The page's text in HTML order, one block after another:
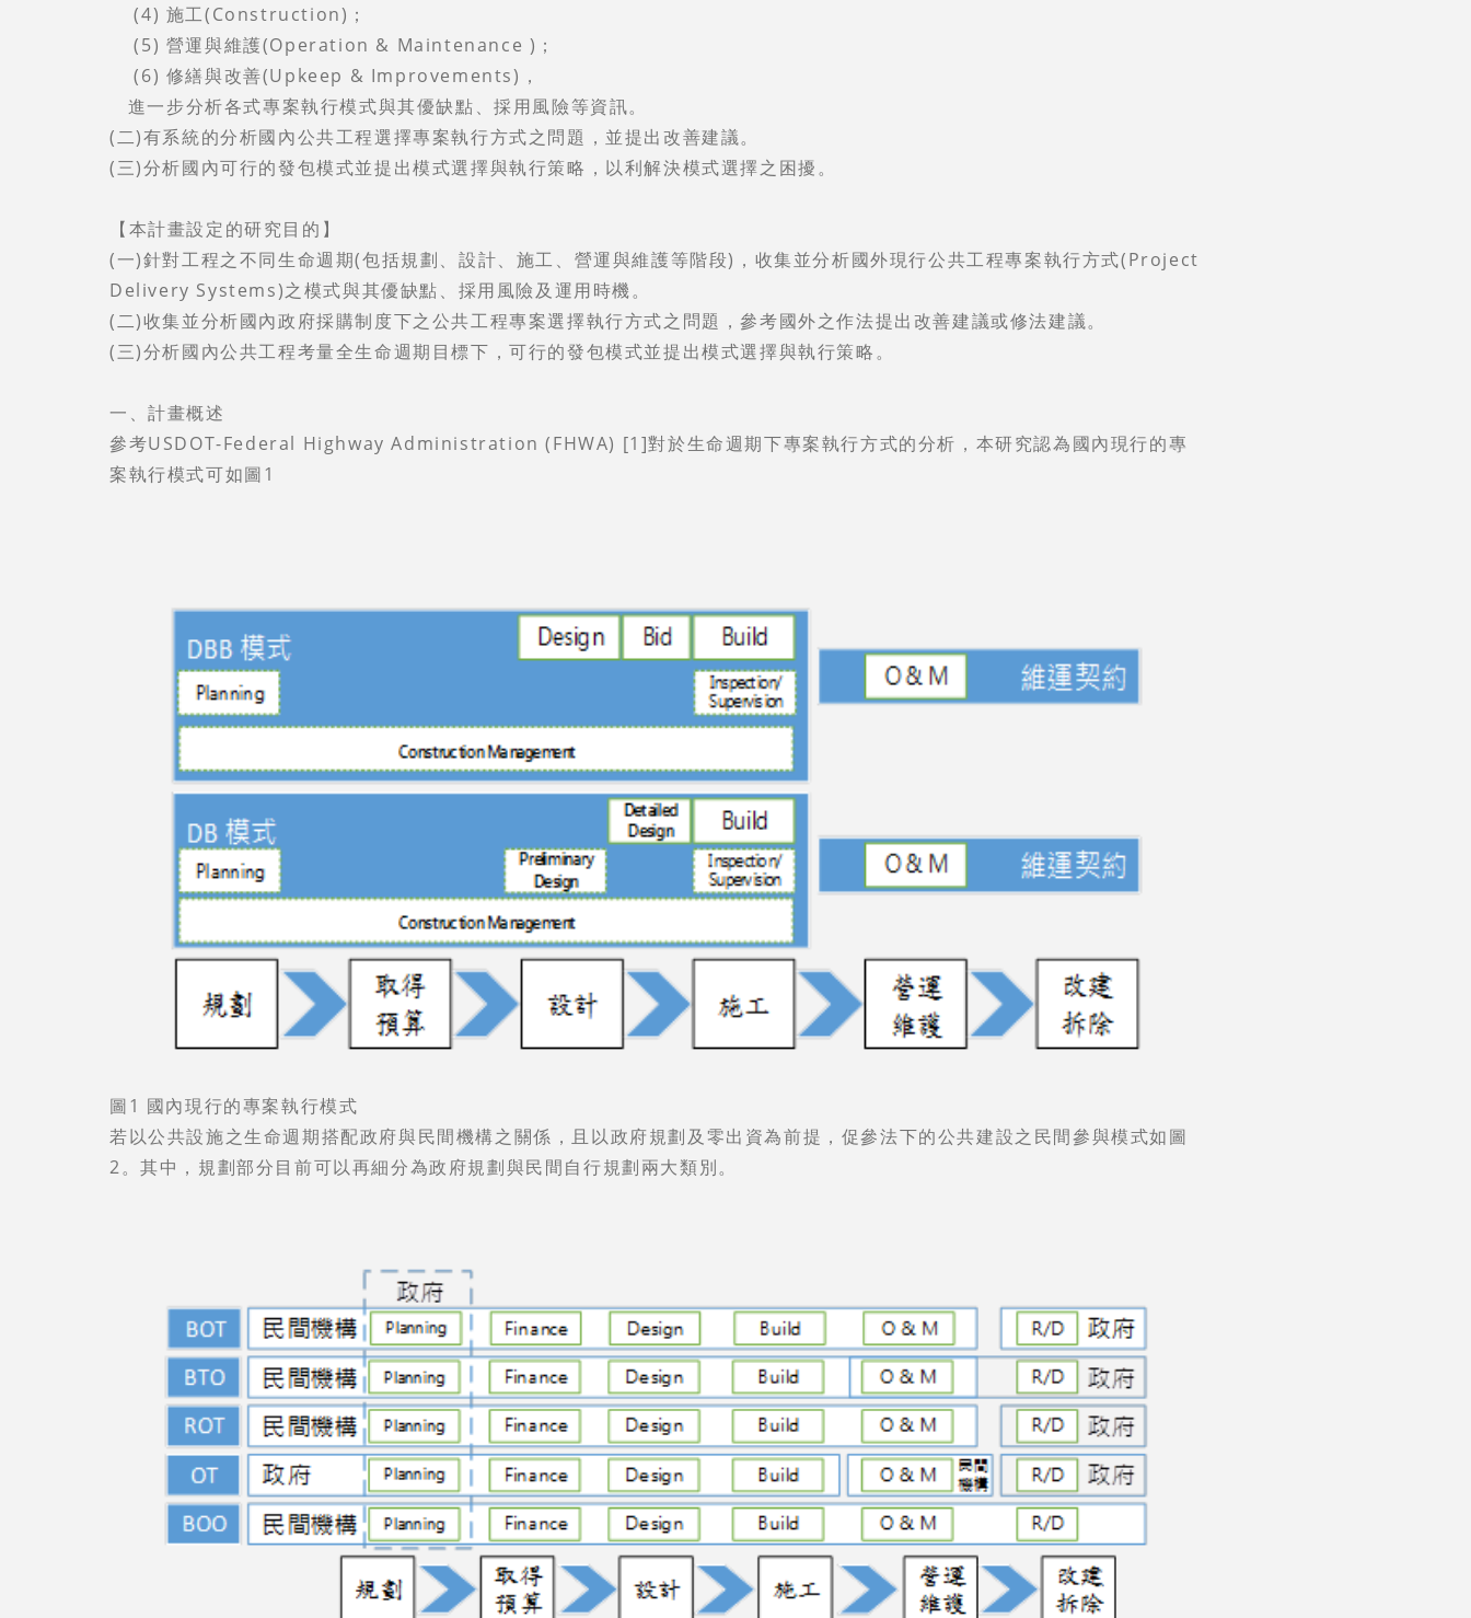
(4) 施工(Construction)；
(5) 營運與維護(Operation & Maintenance )；
(6) 修繕與改善(Upkeep & Improvements)，
進一步分析各式專案執行模式與其優缺點、採用風險等資訊。
(二)有系統的分析國內公共工程選擇專案執行方式之問題，並提出改善建議。
(三)分析國內可行的發包模式並提出模式選擇與執行策略，以利解決模式選擇之困擾。
【本計畫設定的研究目的】
(一)針對工程之不同生命週期(包括規劃、設計、施工、營運與維護等階段)，收集並分析國外現行公共工程專案執行方式(Project
Delivery Systems)之模式與其優缺點、採用風險及運用時機。
(二)收集並分析國內政府採購制度下之公共工程專案選擇執行方式之問題，參考國外之作法提出改善建議或修法建議。
(三)分析國內公共工程考量全生命週期目標下，可行的發包模式並提出模式選擇與執行策略。
一、計畫概述
參考USDOT-Federal Highway Administration (FHWA) [1]對於生命週期下專案執行方式的分析，本研究認為國內現行的專
案執行模式可如圖1
圖1 國內現行的專案執行模式
若以公共設施之生命週期搭配政府與民間機構之關係，且以政府規劃及零出資為前提，促參法下的公共建設之民間參與模式如圖
2。其中，規劃部分目前可以再細分為政府規劃與民間自行規劃兩大類別。